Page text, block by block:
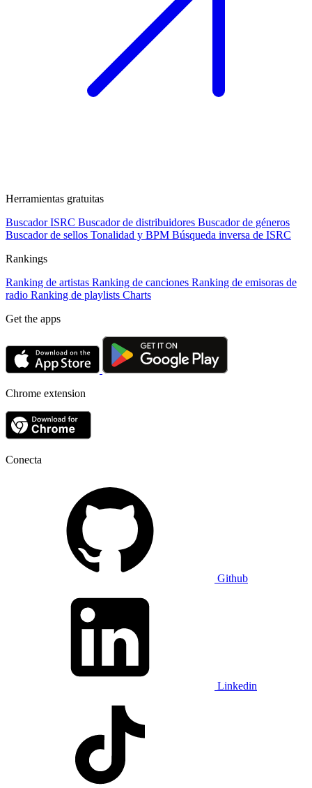
Herramientas gratuitas
Buscador ISRC Buscador de distribuidores Buscador de géneros
Buscador de sellos Tonalidad y BPM Búsqueda inversa de ISRC
Rankings
Ranking de artistas Ranking de canciones Ranking de emisoras de
radio Ranking de playlists Charts
Get the apps
Chrome extension
Conecta
Github
Linkedin